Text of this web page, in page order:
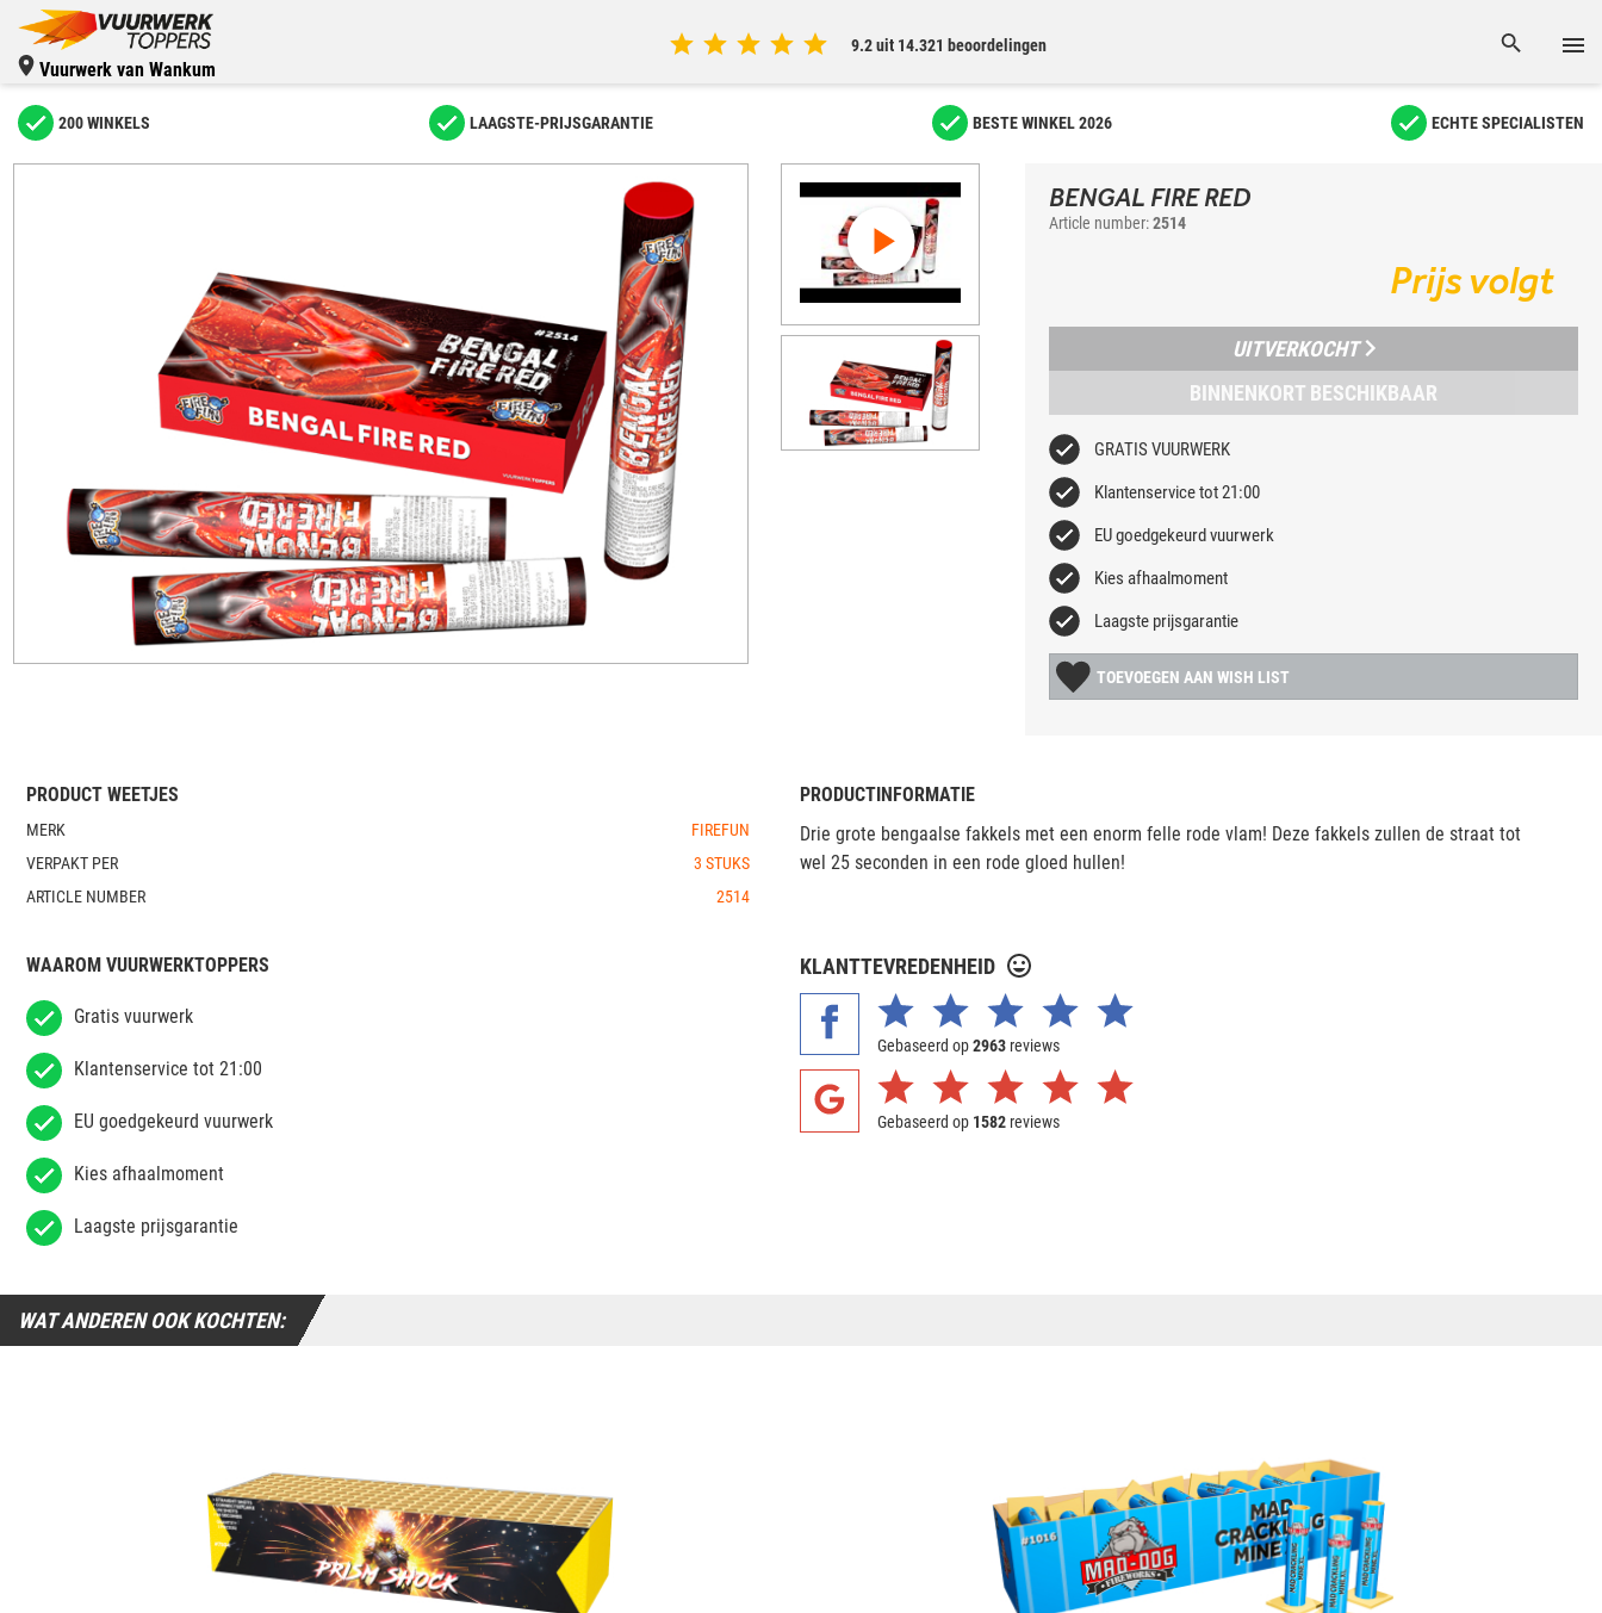
Vuurwerk van Wankum
9.2 uit 14.321 beoordelingen
200 WINKELS LAAGSTE-PRIJSGARANTIE BESTE WINKEL 2026 ECHTE SPECIALISTEN
BENGAL FIRE RED
Article number:2514
Prijs volgt
UITVERKOCHT
BINNENKORT BESCHIKBAAR
GRATIS VUURWERK
Klantenservice tot 21:00
EU goedgekeurd vuurwerk
Kies afhaalmoment
Laagste prijsgarantie
TOEVOEGEN AAN WISH LIST
PRODUCT WEETJES
MERK
FIREFUN
VERPAKT PER
3 STUKS
ARTICLE NUMBER
2514
PRODUCTINFORMATIE
Drie grote bengaalse fakkels met een enorm felle rode vlam! Deze fakkels zullen de straat tot
wel 25 seconden in een rode gloed hullen!
WAAROM VUURWERKTOPPERS
Gratis vuurwerk
Klantenservice tot 21:00
EU goedgekeurd vuurwerk
Kies afhaalmoment
Laagste prijsgarantie
KLANTTEVREDENHEID
Gebaseerd op2963reviews
Gebaseerd op 1582reviews
WAT ANDEREN OOK KOCHTEN: